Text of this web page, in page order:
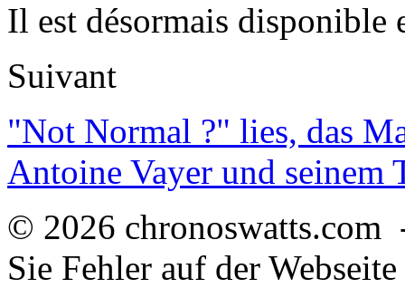
Il est désormais disponible
Suivant
"Not Normal ?" lies, das
Antoine Vayer und seinem
© 2026
Sie Fehler auf der